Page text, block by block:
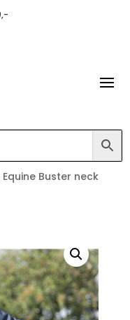
Buster neck